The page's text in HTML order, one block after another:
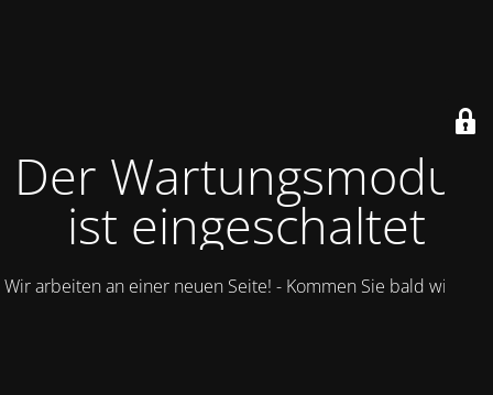
Der Wartungsmodus
ist eingeschaltet
Wir arbeiten an einer neuen Seite! - Kommen Sie bald wieder.